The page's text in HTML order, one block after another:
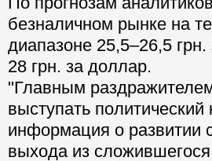
безналичном рынке на
диапазоне 25,5–26,5
28 грн. за доллар.
"Главным
выступать
информация о развитии
выхода из